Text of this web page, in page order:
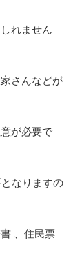
れません
さんなどが
が必要で
なりますの
、住民票